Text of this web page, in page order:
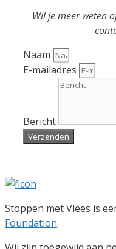
Wil je meer weten
Naam
E-mailadres
Bericht
Verzenden
Stoppen met Vlees is
Foundation.